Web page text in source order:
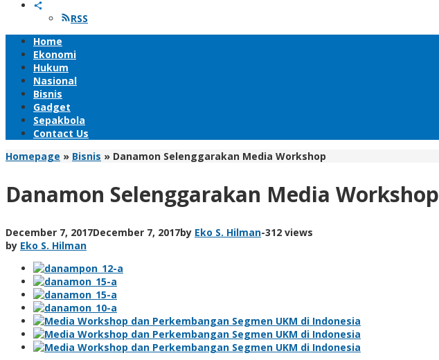
RSS
Home
Ekonomi
Hukum
Nasional
Bisnis
Gadget
Sepakbola
Contact Us
Homepage » Bisnis » Danamon Selenggarakan Media Workshop
Danamon Selenggarakan Media Workshop
December 7, 2017December 7, 2017by Eko S. Hilman-312 views
by Eko S. Hilman